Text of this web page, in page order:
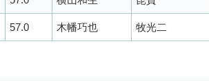
57.0 木幡巧也 牧光二